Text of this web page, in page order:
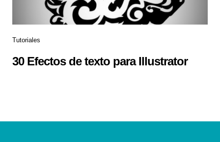
Tutoriales
30 Efectos de texto para Illustrator